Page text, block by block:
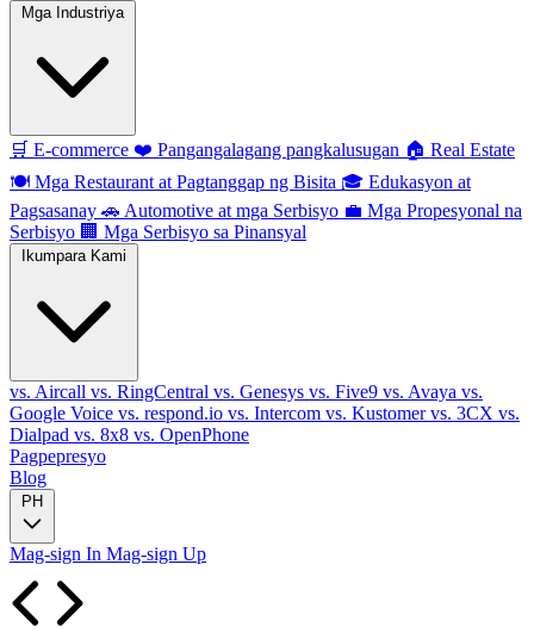
Mga Industriya
🛒 E-commerce ❤️ Pangangalagang pangkalusugan 🏠 Real Estate
🍽️ Mga Restaurant at Pagtanggap ng Bisita 🎓 Edukasyon at
Pagsasanay 🚗 Automotive at mga Serbisyo 💼 Mga Propesyonal na
Serbisyo 🏢 Mga Serbisyo sa Pinansyal
Ikumpara Kami
vs. Aircall vs. RingCentral vs. Genesys vs. Five9 vs. Avaya vs.
Google Voice vs. respond.io vs. Intercom vs. Kustomervs. 3CX vs.
Dialpad vs. 8x8 vs. OpenPhone
Pagpepresyo
Blog
PH
Mag-sign In Mag-sign Up